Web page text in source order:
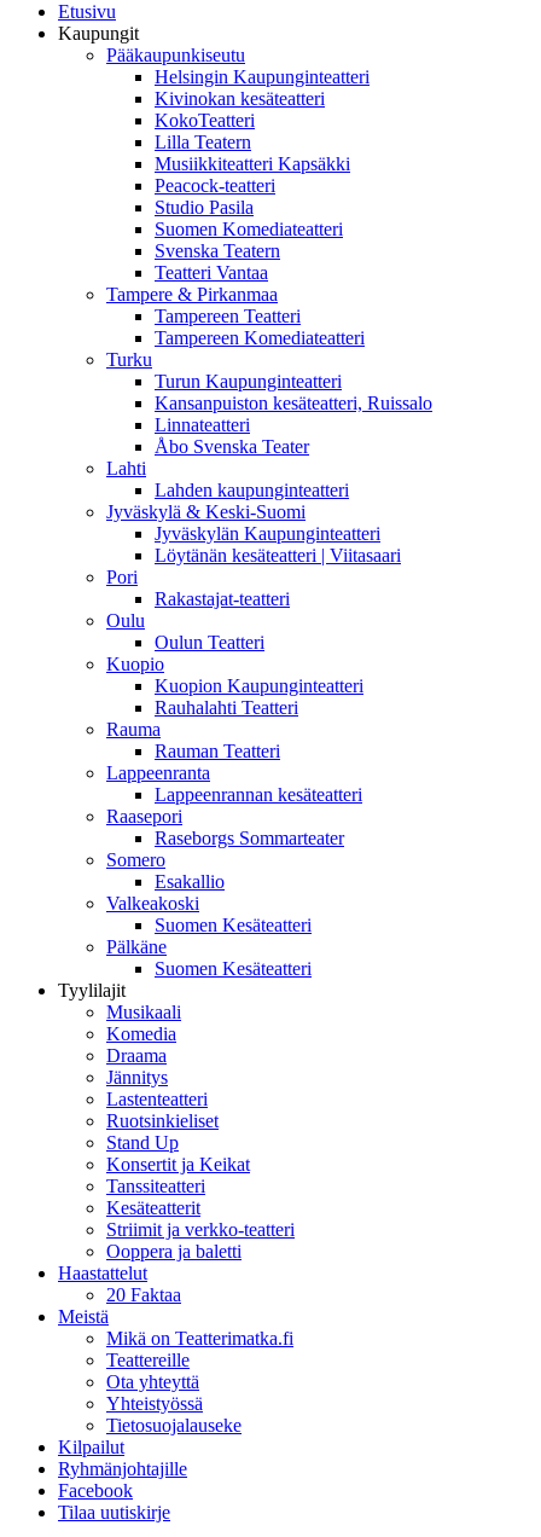
Etusivu
Kaupungit
Pääkaupunkiseutu
Helsingin Kaupunginteatteri
Kivinokan kesäteatteri
KokoTeatteri
Lilla Teatern
Musiikkiteatteri Kapsäkki
Peacock-teatteri
Studio Pasila
Suomen Komediateatteri
Svenska Teatern
Teatteri Vantaa
Tampere & Pirkanmaa
Tampereen Teatteri
Tampereen Komediateatteri
Turku
Turun Kaupunginteatteri
Kansanpuiston kesäteatteri, Ruissalo
Linnateatteri
Åbo Svenska Teater
Lahti
Lahden kaupunginteatteri
Jyväskylä & Keski-Suomi
Jyväskylän Kaupunginteatteri
Löytänän kesäteatteri | Viitasaari
Pori
Rakastajat-teatteri
Oulu
Oulun Teatteri
Kuopio
Kuopion Kaupunginteatteri
Rauhalahti Teatteri
Rauma
Rauman Teatteri
Lappeenranta
Lappeenrannan kesäteatteri
Raasepori
Raseborgs Sommarteater
Somero
Esakallio
Valkeakoski
Suomen Kesäteatteri
Pälkäne
Suomen Kesäteatteri
Tyylilajit
Musikaali
Komedia
Draama
Jännitys
Lastenteatteri
Ruotsinkieliset
Stand Up
Konsertit ja Keikat
Tanssiteatteri
Kesäteatterit
Striimit ja verkko-teatteri
Ooppera ja baletti
Haastattelut
20 Faktaa
Meistä
Mikä on Teatterimatka.fi
Teattereille
Ota yhteyttä
Yhteistyössä
Tietosuojalauseke
Kilpailut
Ryhmänjohtajille
Facebook
Tilaa uutiskirje